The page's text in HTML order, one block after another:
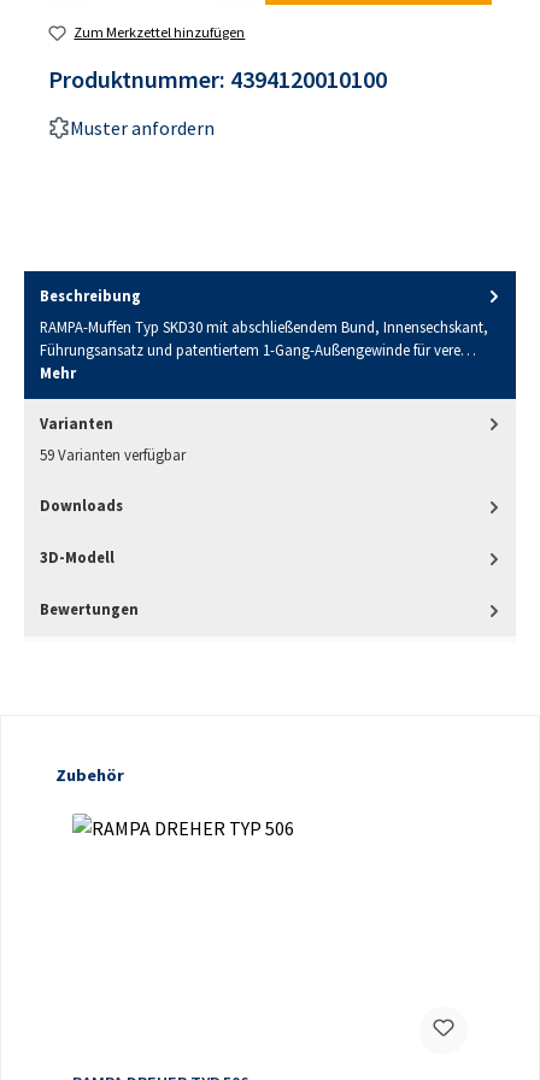
Zum Merkzettel hinzufügen
Produktnummer: 4394120010100
Muster anfordern
Beschreibung
RAMPA-Muffen Typ SKD30 mit abschließendem Bund, Innensechskant,
Führungsansatz und patentiertem 1-Gang-Außengewinde für vere…
Mehr
Varianten
59 Varianten verfügbar
Downloads
3D-Modell
Bewertungen
Produktgalerie überspringen
Zubehör